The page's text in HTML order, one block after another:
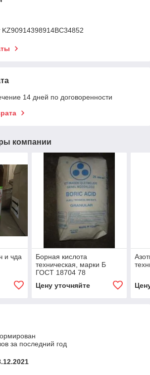
KZ90914398914ВС34852
14 дней по договоренности
компании
и чда
Борная кислота
техническая, марки Б
ГОСТ 18704 78
Цену уточняйте
за последний год